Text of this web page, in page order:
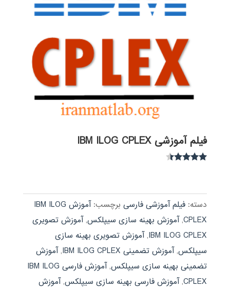
فیلم آموزشی IBM ILOG CPLEX
دسته: فیلم آموزشی فارسی برچسب:
آموزش IBM ILOG
CPLEX
,آموزش بهینه سازی سیپلکس,آموزش تصویری
IBM ILOG CPLEX
,آموزش تصویری بهینه سازی
سیپلکس,آموزش تضمینی IBM ILOG CPLEX ,آموزش
تضمینی بهینه سازی سیپلکس,
آموزش فارسی IBM ILOG
CPLEX
,آموزش فارسی بهینه سازی سیپلکس,آموزش